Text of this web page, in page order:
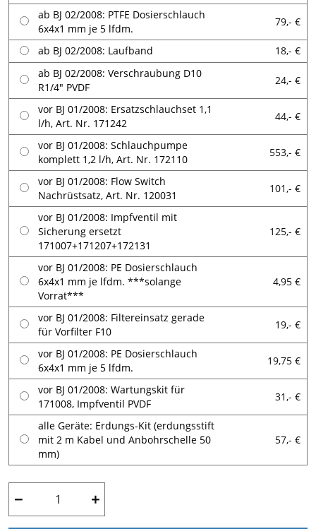
ab BJ 02/2008: PTFE Dosierschlauch
6x4x1 mm je 5 lfdm.
79,- €
ab BJ 02/2008: Laufband
18,- €
ab BJ 02/2008: Verschraubung D10
R1/4" PVDF
24,- €
vor BJ 01/2008: Ersatzschlauchset 1,1
l/h, Art. Nr. 171242
44,- €
vor BJ 01/2008: Schlauchpumpe
komplett 1,2 l/h, Art. Nr. 172110
553,- €
vor BJ 01/2008: Flow Switch
Nachrüstsatz, Art. Nr. 120031
101,- €
vor BJ 01/2008: Impfventil mit
Sicherung ersetzt
171007+171207+172131
125,- €
vor BJ 01/2008: PE Dosierschlauch
6x4x1 mm je lfdm. ***solange
Vorrat***
4,95 €
vor BJ 01/2008: Filtereinsatz gerade
für Vorfilter F10
19,- €
vor BJ 01/2008: PE Dosierschlauch
6x4x1 mm je 5 lfdm.
19,75 €
vor BJ 01/2008: Wartungskit für
171008, Impfventil PVDF
31,- €
alle Geräte: Erdungs-Kit (erdungsstift
mit 2 m Kabel und Anbohrschelle 50
mm)
57,- €
− +